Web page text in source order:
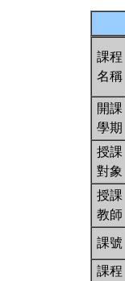
課程
名稱
開課
學期
授課
對象
授課
教師
課號
課程